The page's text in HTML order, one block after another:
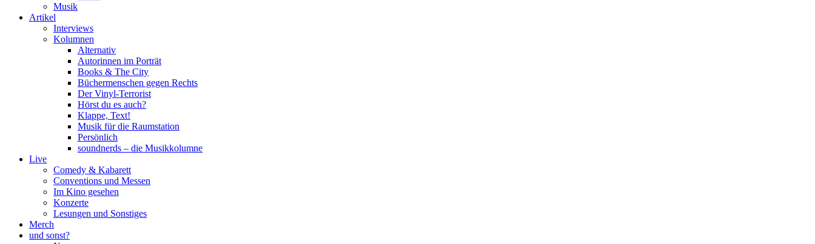
Musik
Artikel
Interviews
Kolumnen
Alternativ
Autorinnen im Porträt
Books & The City
Büchermenschen gegen Rechts
Der Vinyl-Terrorist
Hörst du es auch?
Klappe, Text!
Musik für die Raumstation
Persönlich
soundnerds – die Musikkolumne
Live
Comedy & Kabarett
Conventions und Messen
Im Kino gesehen
Konzerte
Lesungen und Sonstiges
Merch
und sonst?